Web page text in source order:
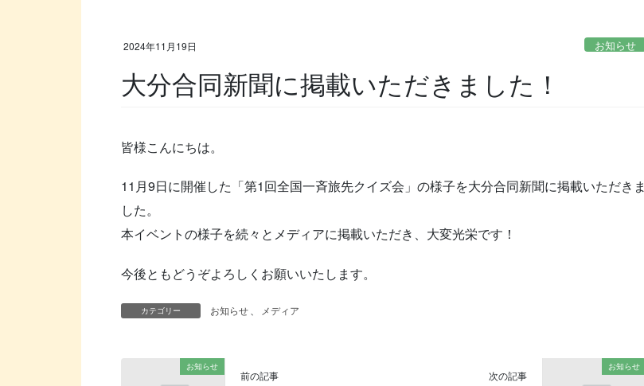
2024年11月19日 お知らせ
大分合同新聞に掲載いただきました！
皆様こんにちは。
11月9日に開催した「第1回全国一斉旅先クイズ会」の様子を大分合同新聞に掲載いただきま
した。
本イベントの様子を続々とメディアに掲載いただき、大変光栄です！
今後ともどうぞよろしくお願いいたします。
カテゴリー お知らせ メディア
お知らせ
前の記事
お知らせ
次の記事